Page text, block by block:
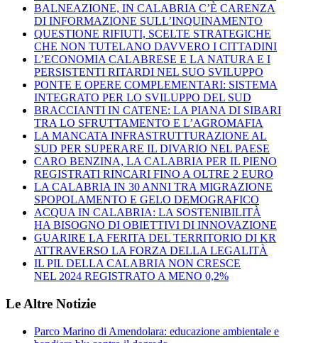
BALNEAZIONE, IN CALABRIA C’È CARENZA
DI INFORMAZIONE SULL’INQUINAMENTO
QUESTIONE RIFIUTI, SCELTE STRATEGICHE
CHE NON TUTELANO DAVVERO I CITTADINI
L’ECONOMIA CALABRESE E LA NATURA E I
PERSISTENTI RITARDI NEL SUO SVILUPPO
PONTE E OPERE COMPLEMENTARI: SISTEMA
INTEGRATO PER LO SVILUPPO DEL SUD
BRACCIANTI IN CATENE: LA PIANA DI SIBARI
TRA LO SFRUTTAMENTO E L’AGROMAFIA
LA MANCATA INFRASTRUTTURAZIONE AL
SUD PER SUPERARE IL DIVARIO NEL PAESE
CARO BENZINA, LA CALABRIA PER IL PIENO
REGISTRATI RINCARI FINO A OLTRE 2 EURO
LA CALABRIA IN 30 ANNI TRA MIGRAZIONE
SPOPOLAMENTO E GELO DEMOGRAFICO
ACQUA IN CALABRIA: LA SOSTENIBILITÀ
HA BISOGNO DI OBIETTIVI DI INNOVAZIONE
GUARIRE LA FERITA DEL TERRITORIO DI KR
ATTRAVERSO LA FORZA DELLA LEGALITÀ
IL PIL DELLA CALABRIA NON CRESCE
NEL 2024 REGISTRATO A MENO 0,2%
Le Altre Notizie
Parco Marino di Amendolara: educazione ambientale e